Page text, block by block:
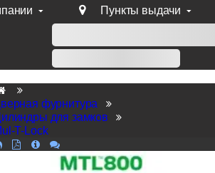
Пункты выдачи
от 50 тыс. руб продукции Venezia,
фурнитура
для замков
T-Lock